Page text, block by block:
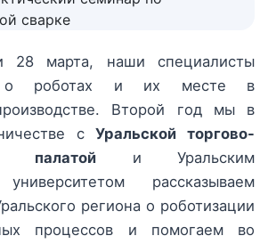
марта, наши специалисты
о роботах и их месте в
Второй год мы в
сУральской торгово-
палатой и Уральским
рассказываем
региона о роботизации
процессов и помогаем во